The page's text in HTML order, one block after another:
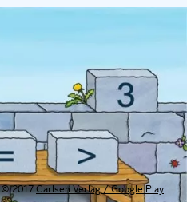
© 2017Carlsen Ver­lag / Goog­le Play